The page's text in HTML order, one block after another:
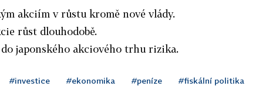
akciím v růstu kromě nové vlády.
růst dlouhodobě.
japonského akciového trhu rizika.
#investice #ekonomika #peníze #fiskální politika